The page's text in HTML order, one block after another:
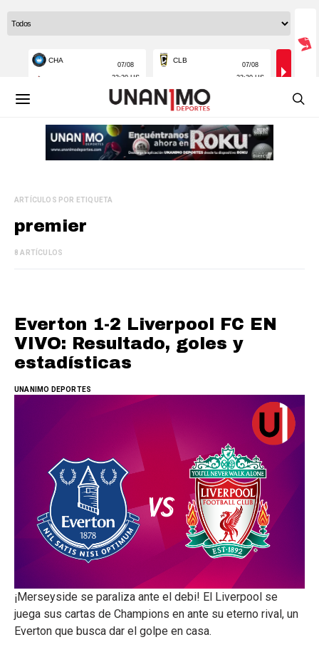
ARTÍCULOS POR ETIQUETA
premier
8 ARTÍCULOS
Everton 1-2 Liverpool FC EN
VIVO: Resultado, goles y
estadísticas
UNANIMO DEPORTES
¡Merseyside se paraliza ante el debi! El Liverpool se
juega sus cartas de Champions en ante su eterno rival, un
Everton que busca dar el golpe en casa.